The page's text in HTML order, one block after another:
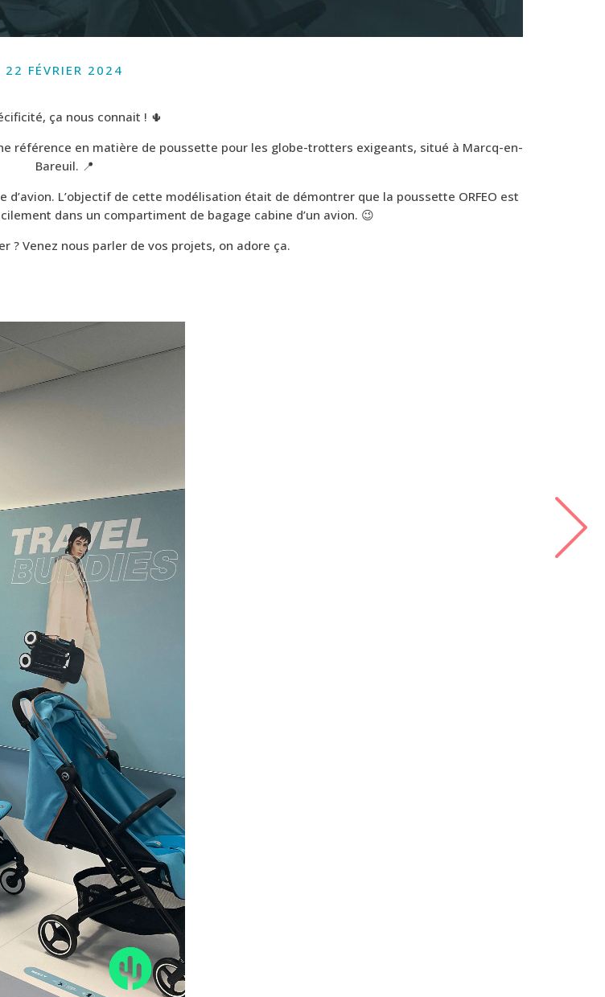
22 FÉVRIER 2024
ça nous connait ! 🌵
référence en matière de poussette pour les globe-trotters exigeants, situé à Marcq-en-
Bareuil. 📍
L’objectif de cette modélisation était de démontrer que la poussette ORFEO est
dans un compartiment de bagage cabine d’un avion. 😉
? Venez nous parler de vos projets, on adore ça.